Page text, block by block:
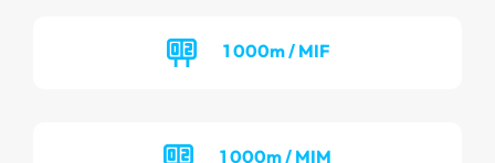
1 000m / MIF
1 000m / MIM